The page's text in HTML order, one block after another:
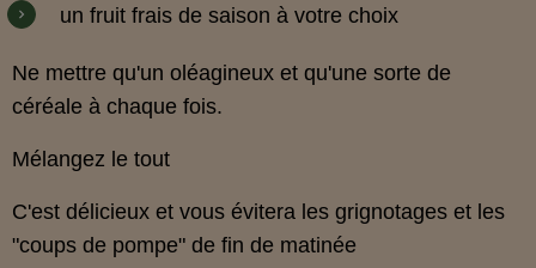
un fruit frais de saison à votre choix
Ne mettre qu'un oléagineux et qu'une sorte de
céréale à chaque fois.
Mélangez le tout
C'est délicieux et vous évitera les grignotages et les
"coups de pompe" de fin de matinée